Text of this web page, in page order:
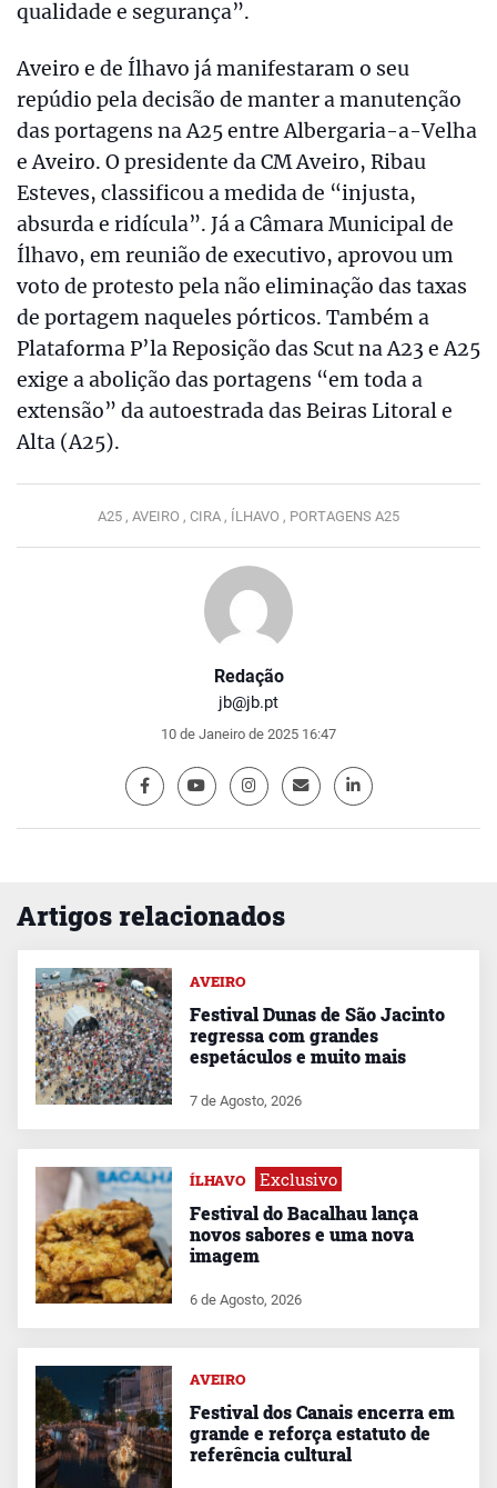
Redação
jb@jb.pt
10 de Janeiro de 2025 16:47
qualidade e segurança”.
Aveiro e de Ílhavo já manifestaram o seu
repúdio pela decisão de manter a manutenção
das portagens na A25 entre Albergaria-a-Velha
e Aveiro. O presidente da CM Aveiro, Ribau
Esteves, classificou a medida de “injusta,
absurda e ridícula”. Já a Câmara Municipal de
Ílhavo, em reunião de executivo, aprovou um
voto de protesto pela não eliminação das taxas
de portagem naqueles pórticos. Também a
Plataforma P’la Reposição das Scut na A23 e A25
exige a abolição das portagens “em toda a
extensão” da autoestrada das Beiras Litoral e
Alta (A25).
A25 , AVEIRO , CIRA , ÍLHAVO , PORTAGENS A25
Artigos relacionados
AVEIRO
Festival Dunas de São Jacinto
regressa com grandes
espetáculos e muito mais
7 de Agosto, 2026
ÍLHAVO Exclusivo
Festival do Bacalhau lança
novos sabores e uma nova
imagem
6 de Agosto, 2026
AVEIRO
Festival dos Canais encerra em
grande e reforça estatuto de
referência cultural